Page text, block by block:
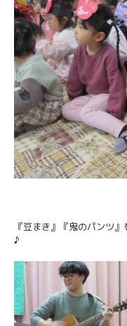
『豆まき』『鬼のパンツ
♪